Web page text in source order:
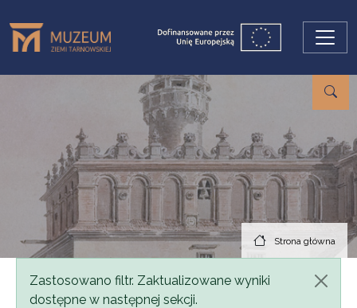
Strona główna
Komunikat
Zastosowano filtr. Zaktualizowane wyniki
dostępne w następnej sekcji.